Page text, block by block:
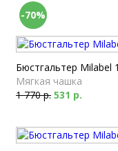
-70%
Бюстгальтер Milabel
Мягкая чашка
1 770 р. 531 р.